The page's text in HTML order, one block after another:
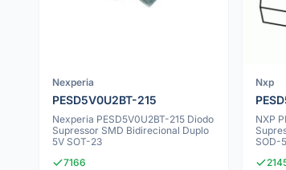
Nexperia
PESD5V0U2BT-215
Nexperia PESD5V0U2BT-215 Diodo
Supressor SMD Bidirecional Duplo
5V SOT-23
7166
Nxp
NXP
SOD-